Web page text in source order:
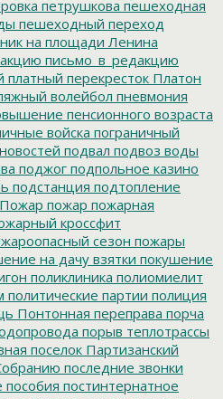
петрушкова пешеходная
пешеходный переход
на площади Ленина
письмо_в_редакцию
платный перекресток Платон
волейбол пневмония
пенсионного возраста
войска пограничный
подвал подвоз воды
поджог подпольное казино
подстанция подтопление
Пожар пожар пожарная
кроссфит
сезон пожары
на дачу взятки покушение
поликлиника полиомиелит
политические партии полиция
Понтонная переправа порча
порыв теплотрассы
поселок Партизанский
последние звонки
пособия постинтернатное